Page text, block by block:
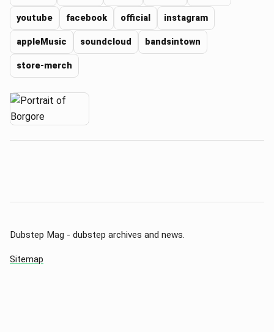
youtube facebook official instagram
appleMusic soundcloud bandsintown
store-merch
Dubstep Mag - dubstep archives and news.
Sitemap